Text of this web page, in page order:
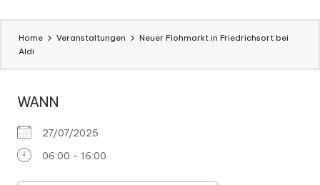
ei
n
z
G
ei
d
e
Home Veranstaltungen
Neuer Flohmarkt in Friedrichsort bei
Aldi
WANN
27/07/2025
06:00 - 16:00